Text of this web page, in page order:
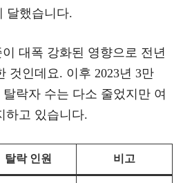
달했습니다.
대폭 강화된 영향으로 전년
것인데요. 이후 2023년 3만
탈락자 수는 다소 줄었지만 여
하고 있습니다.
탈락 인원 비고